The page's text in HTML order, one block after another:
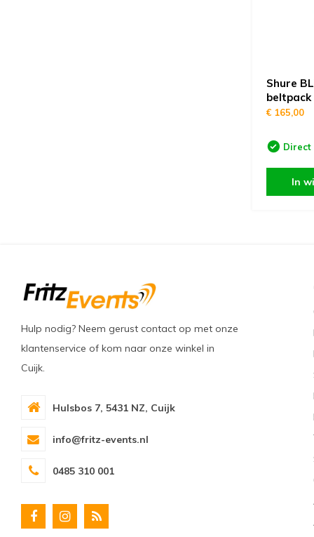
Shure
beltpack
€ 165,00
Direct
In
Hulp nodig? Neem gerust contact op met onze
klantenservice of kom naar onze winkel in
Cuijk.
Hulsbos 7, 5431 NZ, Cuijk
info@fritz-events.nl
0485 310 001